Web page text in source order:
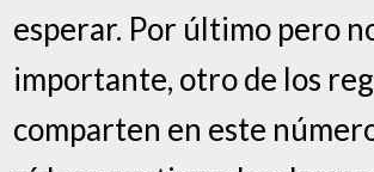
esperar. Por último pero
importante, otro de los
comparten en este